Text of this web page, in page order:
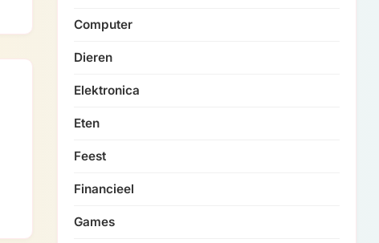
Computer
Dieren
Elektronica
Eten
Feest
Financieel
Games